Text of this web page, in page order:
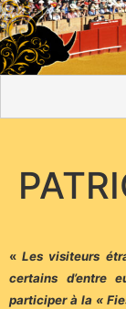
«Les visiteurs
certains d’entre
participer à la «